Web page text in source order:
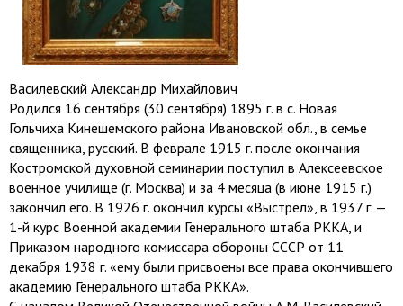
Василевский Александр Михайлович
Родился 16 сентября (30 сентября) 1895 г. в с. Новая
Гольчиха Кинешемского района Ивановской обл., в семье
священника, русский. В феврале 1915 г. после окончания
Костромской духовной семинарии поступил в Алексеевское
военное училище (г. Москва) и за 4 месяца (в июне 1915 г.)
закончил его. В 1926 г. окончил курсы «Выстрел», в 1937 г. —
1-й курс Военной академии Генерального штаба РККА, и
Приказом народного комиссара обороны СССР от 11
декабря 1938 г. «ему были присвоены все права окончившего
академию Генерального штаба РККА».